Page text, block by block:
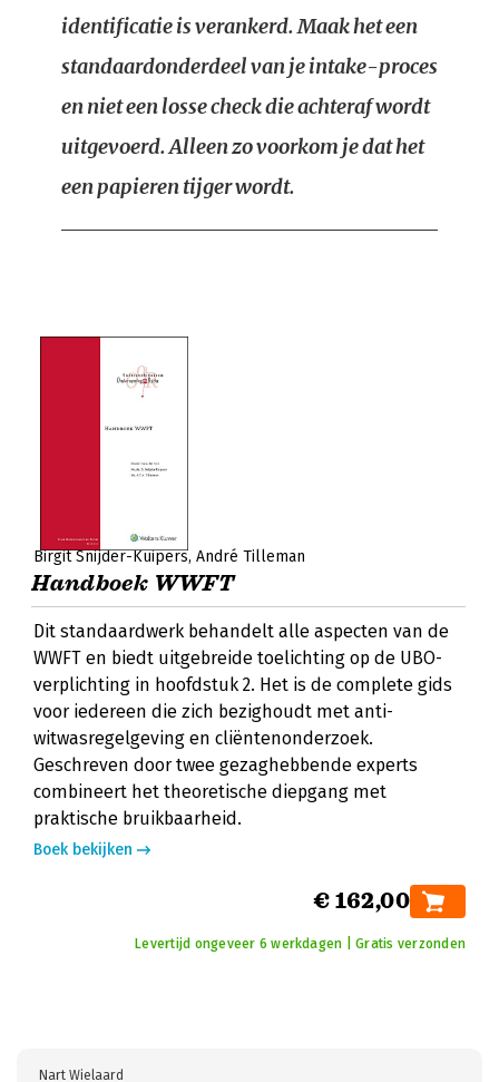
identificatie is verankerd. Maak het een
standaardonderdeel van je intake-proces
en niet een losse check die achteraf wordt
uitgevoerd. Alleen zo voorkom je dat het
een papieren tijger wordt.
Birgit Snijder-Kuipers André Tilleman
Handboek WWFT
Dit standaardwerk behandelt alle aspecten van de
WWFT en biedt uitgebreide toelichting op de UBO-
verplichting in hoofdstuk 2. Het is de complete gids
voor iedereen die zich bezighoudt met anti-
witwasregelgeving en cliëntenonderzoek.
Geschreven door twee gezaghebbende experts
combineert het theoretische diepgang met
praktische bruikbaarheid.
Boek bekijken
€ 162,00
Levertijd ongeveer 6 werkdagen | Gratis verzonden
Nart Wielaard